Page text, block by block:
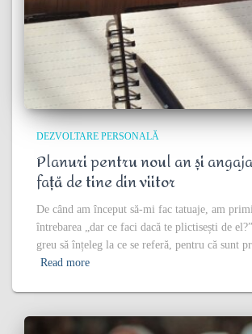
DEZVOLTARE PERSONALĂ
Planuri pentru noul an și
față de tine din viitor
De când am început să-mi fac tatuaje, am
întrebarea „dar ce faci dacă te plictisești de
greu să înțeleg la ce se referă, pentru că sunt
Read more